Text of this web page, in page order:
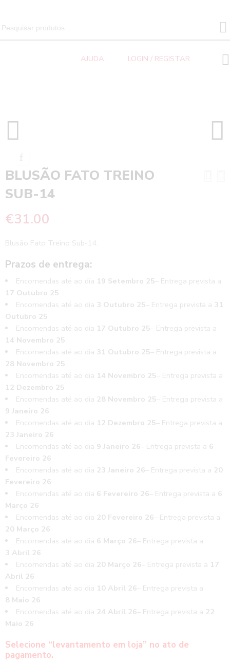
Search
for:
AJUDA LOGIN / REGISTAR
BLUSÃO FATO TREINO
SUB-14
€31.00
Blusão Fato Treino Sub-14.
Prazos de entrega:
Encomendas até ao dia 19 Setembro 25– Entrega prevista a
17 Outubro 25
Encomendas até ao dia 3 Outubro 25– Entrega prevista a 31
Outubro 25
Encomendas até ao dia 17 Outubro 25– Entrega prevista a
14 Novembro 25
Encomendas até ao dia 31 Outubro 25– Entrega prevista a
28 Novembro 25
Encomendas até ao dia 14 Novembro 25– Entrega prevista a
12 Dezembro 25
Encomendas até ao dia 28 Novembro 25– Entrega prevista a
9 Janeiro 26
Encomendas até ao dia 12 Dezembro 25– Entrega prevista a
23 Janeiro 26
Encomendas até ao dia 9 Janeiro 26– Entrega prevista a 6
Fevereiro 26
Encomendas até ao dia 23 Janeiro 26– Entrega prevista a 20
Fevereiro 26
Encomendas até ao dia 6 Fevereiro 26– Entrega prevista a 6
Março 26
Encomendas até ao dia 20 Fevereiro 26– Entrega prevista a
20 Março 26
Encomendas até ao dia 6 Março 26– Entrega prevista a
3 Abril 26
Encomendas até ao dia 20 Março 26– Entrega prevista a 17
Abril 26
Encomendas até ao dia 10 Abril 26– Entrega prevista a
8 Maio 26
Encomendas até ao dia 24 Abril 26– Entrega prevista a 22
Maio 26
Selecione “levantamento em loja” no ato de
pagamento.